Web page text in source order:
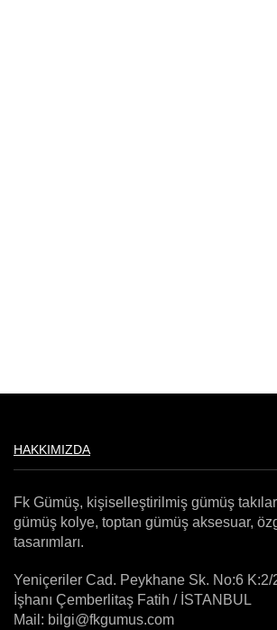
HAKKIMIZDA
Fk Gümüş, kişiselleştirilmiş gümüş
gümüş kolye, toptan gümüş aksesuar,
tasarımları.
Yeniçeriler Cad. Peykhane Sk. No:6 K:2/
İşhanı Çemberlitaş Fatih / İSTANBUL
Mail: bilgi@fkgumus.com